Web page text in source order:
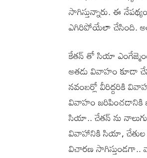
సాగిస్తున్నారు. ఈ
ఎగిరిపోయేలా చేసింది.
కేతన్ తో సియా
అతడు వివాహం కూడా
నవంబర్లో వీరిద్దరికి
వివాహం జరిపించడానికి
సియా.. చేతన్ ను నాలుగు
వివాహానికి సియా, చేతుల
విచారణ